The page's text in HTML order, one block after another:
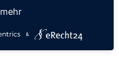
mehr
&